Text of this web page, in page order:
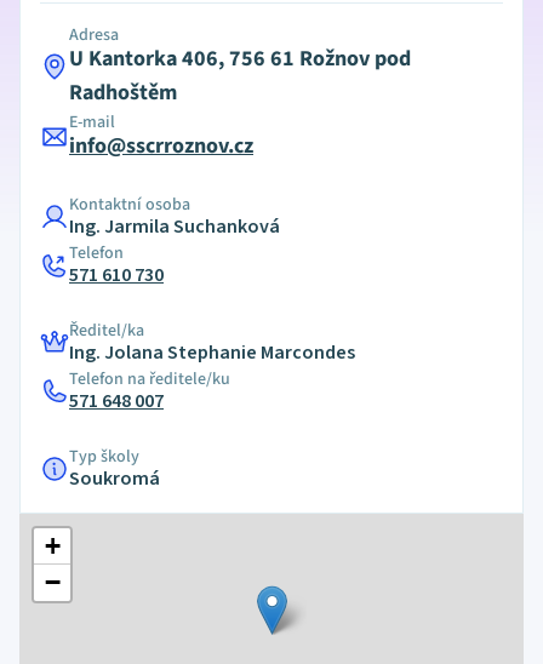
Adresa
U Kantorka 406, 756 61 Rožnov pod
Radhoštěm
E-mail
info@sscrroznov.cz
Kontaktní osoba
Ing. Jarmila Suchanková
Telefon
571 610 730
Ředitel/ka
Ing. Jolana Stephanie Marcondes
Telefon na ředitele/ku
571 648 007
Typ školy
Soukromá
+
−